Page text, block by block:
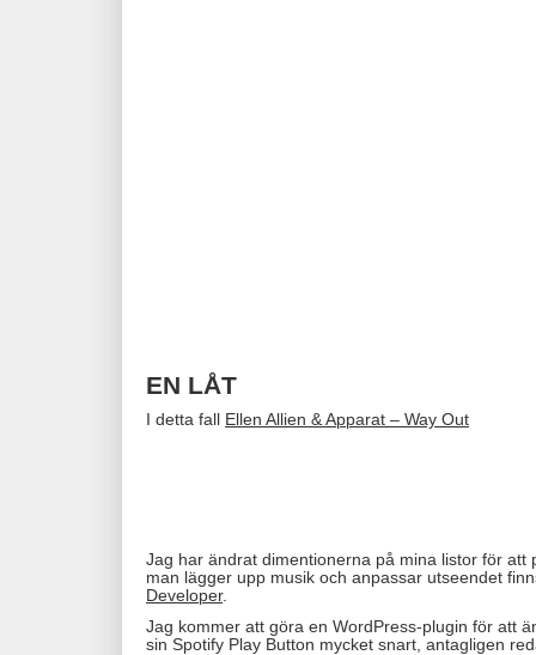
EN LÅT
I detta fall Ellen Allien & Apparat – Way Out
Jag har ändrat dimentionerna på mina listor för att
man lägger upp musik och anpassar utseendet
Developer.
Jag kommer att göra en WordPress-plugin för att
sin Spotify Play Button mycket snart, antagligen